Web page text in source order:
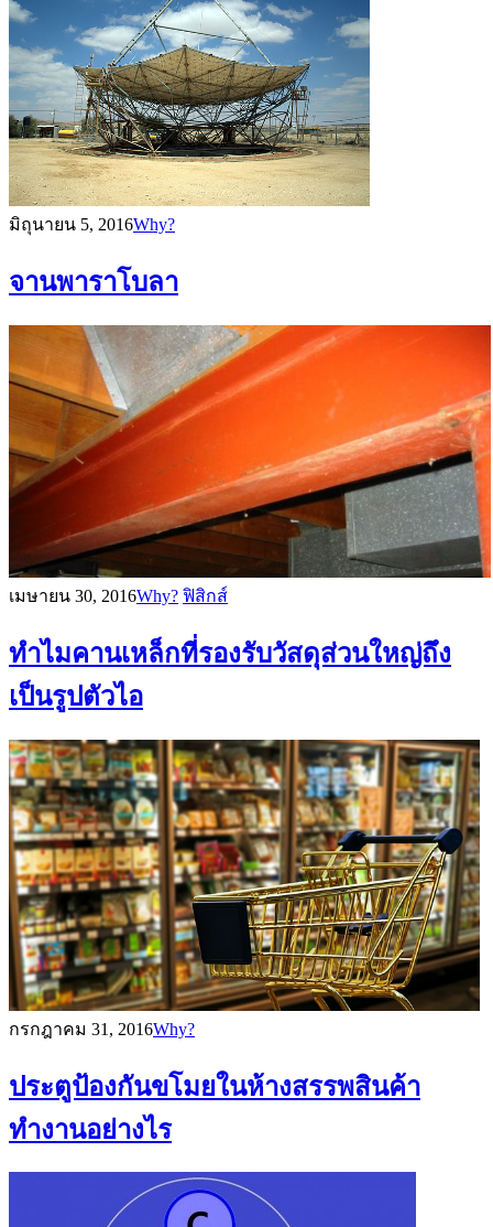
มิถุนายน 5, 2016Why?
จานพาราโบลา
เมษายน 30, 2016Why? ฟิสิกส์
ทำไมคานเหล็กที่รองรับวัสดุส่วนใหญ่ถึง
เป็นรูปตัวไอ
กรกฎาคม 31, 2016Why?
ประตูป้องกันขโมยในห้างสรรพสินค้า
ทำงานอย่างไร